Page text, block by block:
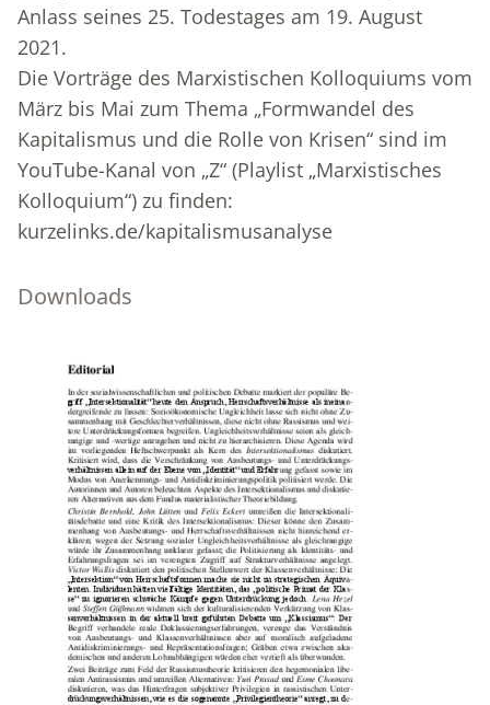
Anlass seines 25. Todestages am 19. August
2021.
Die Vorträge des Marxistischen Kolloquiums vom
März bis Mai zum Thema „Formwandel des
Kapitalismus und die Rolle von Krisen“ sind im
YouTube-Kanal von „Z“ (Playlist „Marxistisches
Kolloquium“) zu finden:
kurzelinks.de/kapitalismusanalyse
Downloads